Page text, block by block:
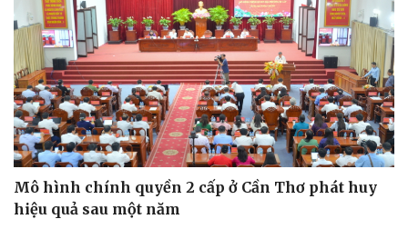
Mô hình chính quyền 2 cấp ở Cần Thơ phát huy
hiệu quả sau một năm